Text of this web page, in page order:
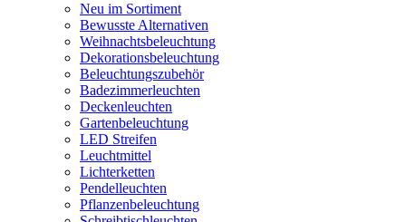
Neu im Sortiment
Bewusste Alternativen
Weihnachtsbeleuchtung
Dekorationsbeleuchtung
Beleuchtungszubehör
Badezimmerleuchten
Deckenleuchten
Gartenbeleuchtung
LED Streifen
Leuchtmittel
Lichterketten
Pendelleuchten
Pflanzenbeleuchtung